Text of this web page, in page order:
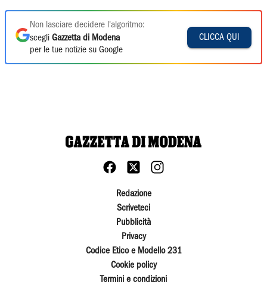
Non lasciare decidere l'algoritmo:
scegli Gazzetta di Modena
per le tue notizie su Google
CLICCA QUI
Redazione
Scriveteci
Pubblicità
Privacy
Codice Etico e Modello 231
Cookie policy
Termini e condizioni